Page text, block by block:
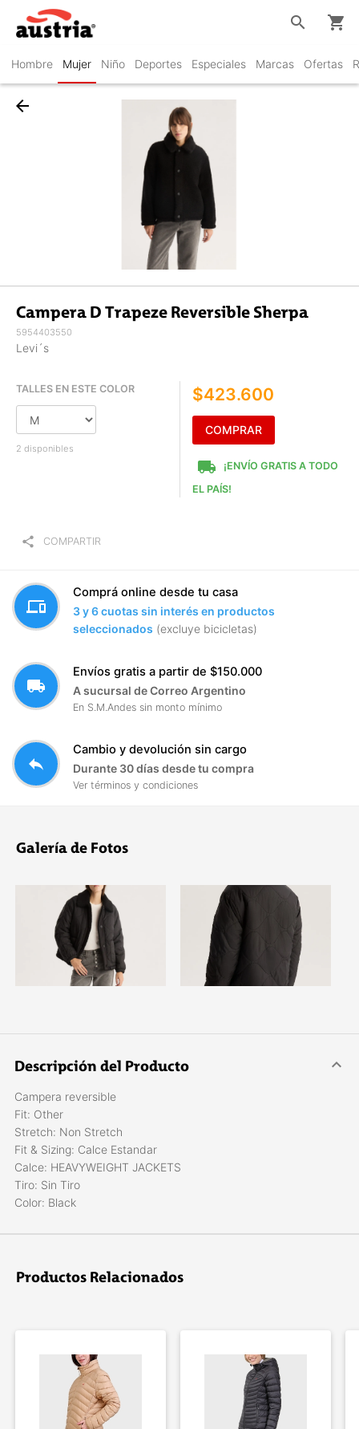
Hombre Mujer Niño Deportes Especiales Marcas Ofertas
search shopping_cart
arrow_back
Campera D Trapeze Reversible Sherpa
5954403550
Levi´s
TALLES EN ESTE COLOR
2 disponibles
$423.600
COMPRAR
local_shipping
¡ENVÍO GRATIS A TODO
EL PAÍS!
share COMPARTIR
devices
Comprá online desde tu casa
3 y 6 cuotas sin interés en productos
seleccionados (excluye bicicletas)
local_shipping
Envíos gratis a partir de $150.000
A sucursal de Correo Argentino
En S.M.Andes sin monto mínimo
reply
Cambio y devolución sin cargo
Durante 30 días desde tu compra
Ver términos y condiciones
Galería de Fotos
Descripción del Producto
Campera reversible
Fit: Other
Stretch: Non Stretch
Fit & Sizing: Calce Estandar
Calce: HEAVYWEIGHT JACKETS
Tiro: Sin Tiro
Color: Black
Productos Relacionados